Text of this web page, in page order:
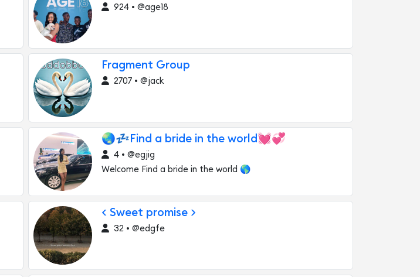
924 • @age18
Fragment Group
2707 • @jack
🌏💤Find a bride in the world💓💞
4 • @egjig
Welcome Find a bride in the world 🌎
< Sweet promise >
32 • @edgfe